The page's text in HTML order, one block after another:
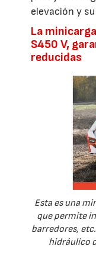
elevación y
La
S450 V,
reducidas
Esta es una
que permite
barredores,
hidráulico